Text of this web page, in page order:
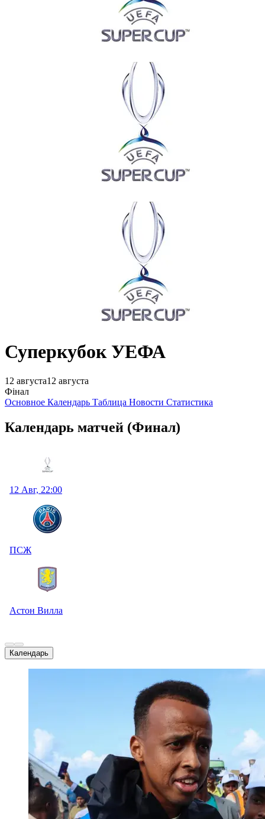
Суперкубок УЕФА
12 августа12 августа
Фінал
Основное Календарь Таблица Новости Статистика
Календарь матчей (Финал)
12 Авг, 22:00
ПСЖ
Астон Вилла
Календарь